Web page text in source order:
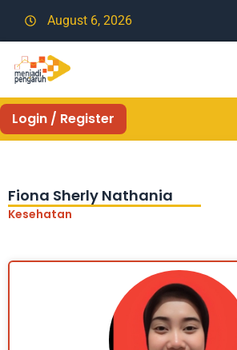
August 6, 2026
Login / Register
Fiona Sherly Nathania
Kesehatan